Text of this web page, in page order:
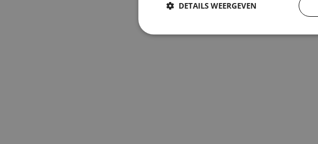
DETAILS WEERGEVEN
Strikt
Prestatie